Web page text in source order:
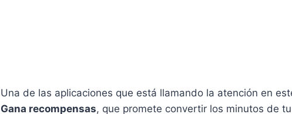
Una de las aplicaciones que está llamando la atención en
Gana recompensas, que promete convertir los minutos de